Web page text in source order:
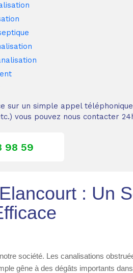
sur un simple appel
vous pouvez nous contacter
98 59
: Un
société. Les canalisations
gêne à des dégâts importants